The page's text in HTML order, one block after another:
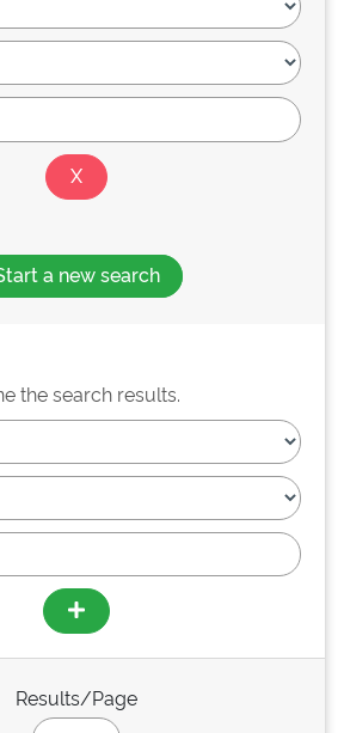
a new search
the search results.
Results/Page